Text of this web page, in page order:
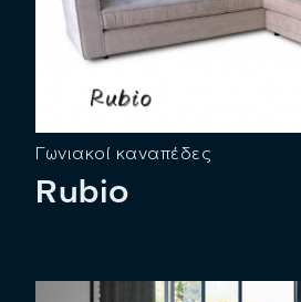
Γωνιακοί καναπέδες
Rubio